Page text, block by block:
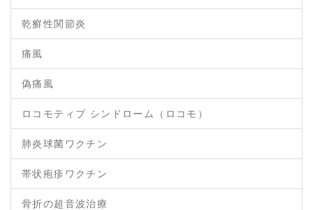
乾癬性関節炎
痛風
偽痛風
ロコモティブ シンドローム（ロコモ）
肺炎球菌ワクチン
帯状疱疹ワクチン
骨折の超音波治療